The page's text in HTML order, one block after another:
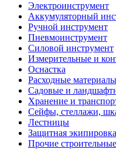
Электроинструмент
Аккумуляторный
Ручной инструмент
Пневмоинструмент
Силовой инструмент
Измерительные и
Оснастка
Расходные
Садовые и
Хранение и
Сейфы, стеллажи,
Лестницы
Защитная
Прочие